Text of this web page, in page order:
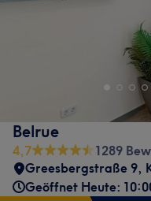
Belrue
4,7
1289
Greesbergstraße 9,
Geöffnet Heute: